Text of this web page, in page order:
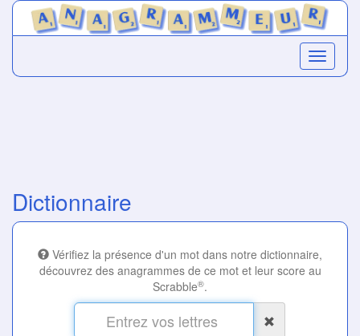
Dictionnaire
Vérifiez la présence d'un mot dans notre dictionnaire,
découvrez des anagrammes de ce mot et leur score au
Scrabble®.